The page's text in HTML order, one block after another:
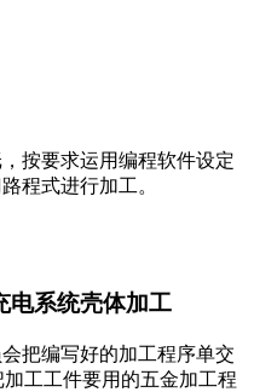
按要求运用编程软件设定
程式进行加工。
电系统壳体加工
把编写好的加工程序单交
工工件要用的五金加工程